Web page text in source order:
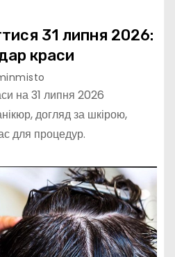
31 липня 2026:
краси
на 31 липня 2026
догляд за шкірою,
для процедур.